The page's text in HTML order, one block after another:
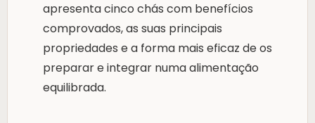
apresenta cinco chás com benefícios
comprovados, as suas principais
propriedades e a forma mais eficaz de os
preparar e integrar numa alimentação
equilibrada.